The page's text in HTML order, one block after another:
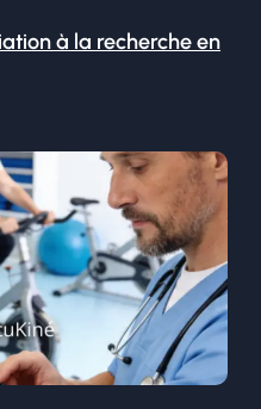
à la recherche en